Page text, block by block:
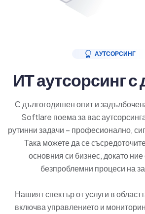
АУТСОРСИНГ
ИТ аутсорсинг
С дългогодишен опит и
Softlare поема за вас
рутинни задачи – професионално,
Така можете да се
основния си бизнес, докато
безпроблемни процеси на
Нашият спектър от услуги в
включва управлението и